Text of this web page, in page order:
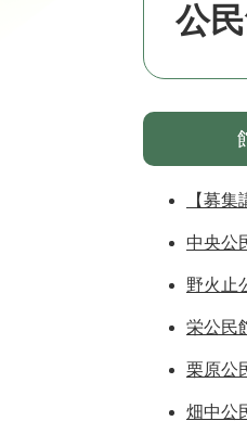
公
【募集
中央公
野火止
栄公民
栗原公
畑中公